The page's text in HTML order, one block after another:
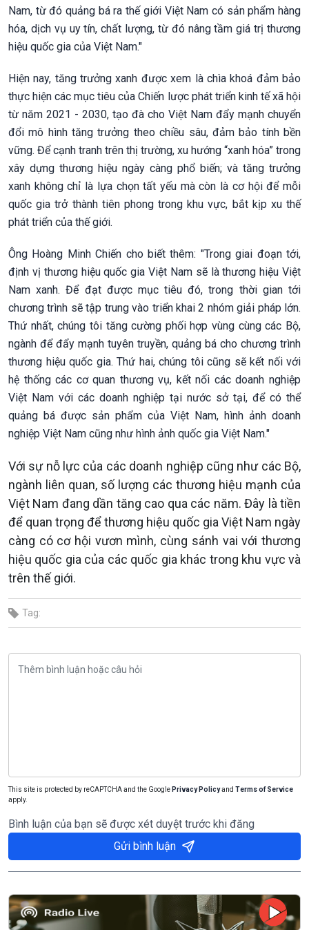
Nam, từ đó quảng bá ra thế giới Việt Nam có sản phẩm hàng
hóa, dịch vụ uy tín, chất lượng, từ đó nâng tầm giá trị thương
hiệu quốc gia của Việt Nam."
Hiện nay, tăng trưởng xanh được xem là chìa khoá đảm bảo
thực hiện các mục tiêu của Chiến lược phát triển kinh tế xã hội
từ năm 2021 - 2030, tạo đà cho Việt Nam đẩy mạnh chuyển
đổi mô hình tăng trưởng theo chiều sâu, đảm bảo tính bền
vững. Để cạnh tranh trên thị trường, xu hướng “xanh hóa” trong
xây dựng thương hiệu ngày càng phổ biến; và tăng trưởng
xanh không chỉ là lựa chọn tất yếu mà còn là cơ hội để mỗi
quốc gia trở thành tiên phong trong khu vực, bắt kịp xu thế
phát triển của thế giới.
Ông Hoàng Minh Chiến cho biết thêm: "Trong giai đoạn tới,
định vị thương hiệu quốc gia Việt Nam sẽ là thương hiệu Việt
Nam xanh. Để đạt được mục tiêu đó, trong thời gian tới
chương trình sẽ tập trung vào triển khai 2 nhóm giải pháp lớn.
Thứ nhất, chúng tôi tăng cường phối hợp vùng cùng các Bộ,
ngành để đẩy mạnh tuyên truyền, quảng bá cho chương trình
thương hiệu quốc gia. Thứ hai, chúng tôi cũng sẽ kết nối với
hệ thống các cơ quan thương vụ, kết nối các doanh nghiệp
Việt Nam với các doanh nghiệp tại nước sở tại, để có thể
quảng bá được sản phẩm của Việt Nam, hình ảnh doanh
nghiệp Việt Nam cũng như hình ảnh quốc gia Việt Nam."
Với sự nỗ lực của các doanh nghiệp cũng như các Bộ,
ngành liên quan, số lượng các thương hiệu mạnh của
Việt Nam đang dần tăng cao qua các năm. Đây là tiền
để quan trọng để thương hiệu quốc gia Việt Nam ngày
càng có cơ hội vươn mình, cùng sánh vai với thương
hiệu quốc gia của các quốc gia khác trong khu vực và
trên thế giới.
Tag:
This site is protected by reCAPTCHA and the Google Privacy Policyand Terms of Service
apply.
Bình luận của bạn sẽ được xét duyệt trước khi đăng
Gửi bình luận